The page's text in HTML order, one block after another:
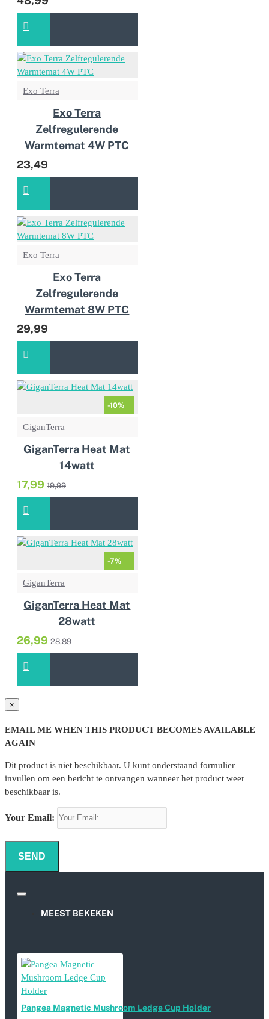
Exo Terra
Exo Terra
Zelfregulerende
Warmtemat 4W PTC
23,49
Exo Terra
Exo Terra
Zelfregulerende
Warmtemat 8W PTC
29,99
-10%
GiganTerra
GiganTerra Heat Mat
14watt
17,99 19,99
-7%
GiganTerra
GiganTerra Heat Mat
28watt
26,99 28,89
×
EMAIL ME WHEN THIS PRODUCT BECOMES AVAILABLE
AGAIN
Dit product is niet beschikbaar. U kunt onderstaand formulier
invullen om een bericht te ontvangen wanneer het product weer
beschikbaar is.
Your Email:
SEND
MEEST BEKEKEN
Pangea Magnetic Mushroom Ledge Cup Holder